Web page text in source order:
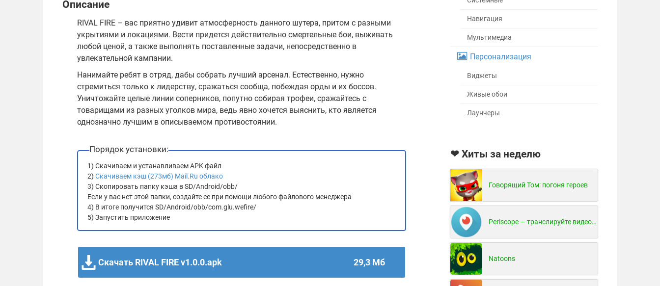
Описание
RIVAL FIRE – вас приятно удивит атмосферность данного шутера, притом с разными
укрытиями и локациями. Вести придется действительно смертельные бои, выживать
любой ценой, а также выполнять поставленные задачи, непосредственно в
увлекательной кампании.
Нанимайте ребят в отряд, дабы собрать лучший арсенал. Естественно, нужно
стремиться только к лидерству, сражаться сообща, побеждая орды и их боссов.
Уничтожайте целые линии соперников, попутно собирая трофеи, сражайтесь с
товарищами из разных уголков мира, ведь явно хочется выяснить, кто является
однозначно лучшим в описываемом противостоянии.
Порядок установки:
1) Скачиваем и устанавливаем APK файл
2) Скачиваем кэш (273мб) Mail.Ru облако
3) Скопировать папку кэша в SD/Android/obb/
Если у вас нет этой папки, создайте ее при помощи любого файлового менеджера
4) В итоге получится SD/Android/obb/com.glu.wefire/
5) Запустить приложение
Скачать RIVAL FIRE v1.0.0.apk 29,3 Мб
Навигация
Мультимедиа
Персонализация
Виджеты
Живые обои
Лаунчеры
❤ Хиты за неделю
Говорящий Том: погоня героев
Periscope — транслируйте видео в реальном времени!
Natoons